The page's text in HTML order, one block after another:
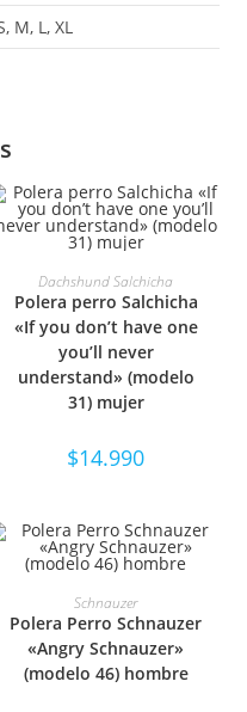
M, L, XL
SELECCIONAR OPCIONES
Dachshund Salchicha
Polera perro Salchicha
«If you don’t have one
you’ll never
understand» (modelo
31) mujer
$14.990
SELECCIONAR OPCIONES
Schnauzer
Polera Perro Schnauzer
«Angry Schnauzer»
(modelo 46) hombre